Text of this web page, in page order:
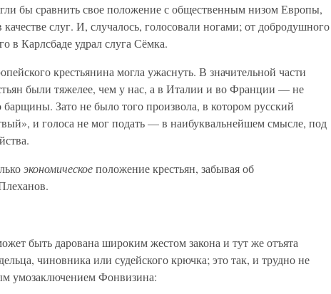
бы сравнить свое положение с общественным низом Европы,
слуг. И, случалось, голосовали ногами; от добродушного
в Карлсбаде удрал слуга Сёмка.
крестьянина могла ужаснуть. В значительной части
были тяжелее, чем у нас, а в Италии и во Франции — не
Зато не было того произвола, в котором русский
и голоса не мог подать — в наибуквальнейшем смысле, под
экономическоеположение крестьян, забывая об
быть дарована широким жестом закона и тут же отъята
чиновника или судейского крючка; это так, и трудно не
умозаключением Фонвизина: